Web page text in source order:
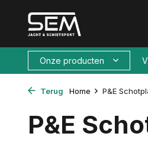
Onze producten
Terug Home P&E
P&E